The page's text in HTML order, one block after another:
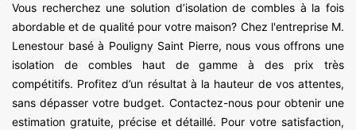
Vous recherchez une solution d’isolation de combles à la fois
abordable et de qualité pour votre maison? Chez l'entreprise M.
Lenestour basé à Pouligny Saint Pierre, nous vous offrons une
isolation de combles haut de gamme à des prix très
compétitifs. Profitez d’un résultat à la hauteur de vos attentes,
sans dépasser votre budget. Contactez-nous pour obtenir une
estimation gratuite, précise et détaillé. Pour votre satisfaction,